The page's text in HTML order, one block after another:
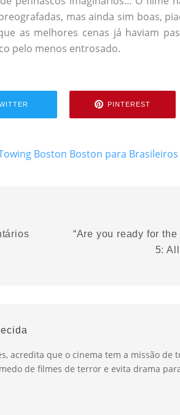
mas ainda sim boas,
as melhores cenas já haviam
pelo menos entrosado.
PINTEREST
Boston Boston para Brasileiros
“Are you ready for
5:
acredita que o cinema tem a missão de
de filmes de terror e evita drama